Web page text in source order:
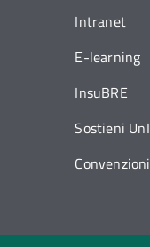
Intranet
E-learning
InsuBRE
Sostieni